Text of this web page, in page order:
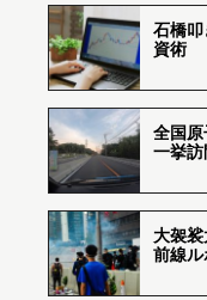
石橋
資術
全国
一挙
大袈
前線ル